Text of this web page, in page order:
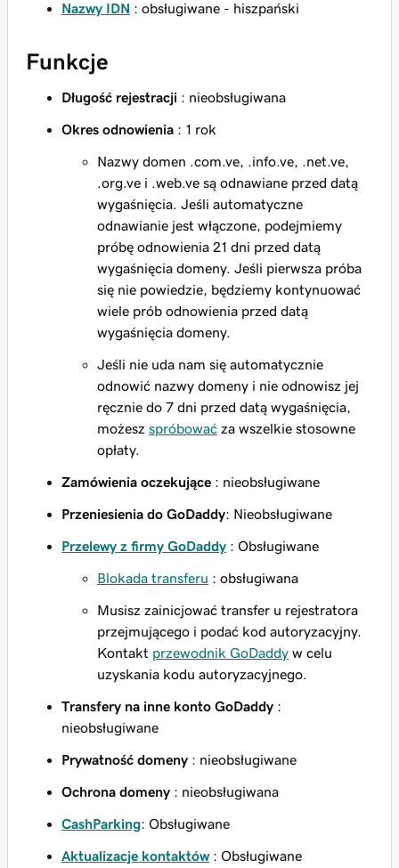
Nazwy IDN : obsługiwane - hiszpański
Funkcje
Długość rejestracji : nieobsługiwana
Okres odnowienia : 1 rok
Nazwy domen .com.ve, .info.ve, .net.ve,
.org.ve i .web.ve są odnawiane przed datą
wygaśnięcia. Jeśli automatyczne
odnawianie jest włączone, podejmiemy
próbę odnowienia 21 dni przed datą
wygaśnięcia domeny. Jeśli pierwsza próba
się nie powiedzie, będziemy kontynuować
wiele prób odnowienia przed datą
wygaśnięcia domeny.
Jeśli nie uda nam się automatycznie
odnowić nazwy domeny i nie odnowisz jej
ręcznie do 7 dni przed datą wygaśnięcia,
możesz spróbować za wszelkie stosowne
opłaty.
Zamówienia oczekujące : nieobsługiwane
Przeniesienia do GoDaddy: Nieobsługiwane
Przelewy z firmy GoDaddy : Obsługiwane
Blokada transferu : obsługiwana
Musisz zainicjować transfer u rejestratora
przejmującego i podać kod autoryzacyjny.
Kontakt przewodnik GoDaddy w celu
uzyskania kodu autoryzacyjnego.
Transfery na inne konto GoDaddy :
nieobsługiwane
Prywatność domeny : nieobsługiwane
Ochrona domeny : nieobsługiwana
CashParking: Obsługiwane
Aktualizacje kontaktów: Obsługiwane